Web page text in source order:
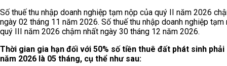
Số thuế thu nhập doanh nghiệp tạm nộp của quý II năm 2026
ngày 02 tháng 11 năm 2026. Số thuế thu nhập doanh nghiệp tạm
quý III năm 2026 chậm nhất ngày 30 tháng 12 năm 2026.
Thời gian gia hạn đối với 50% số tiền thuê đất phát sinh phải
năm 2026 là 05 tháng, cụ thể như sau: